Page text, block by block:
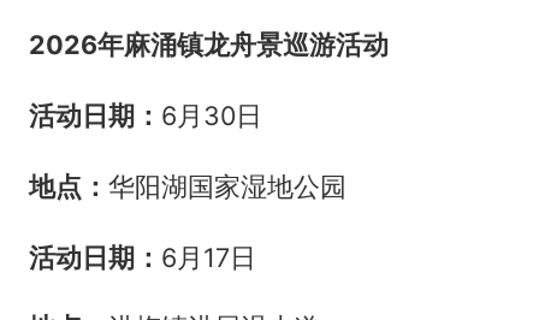
2026年麻涌镇龙舟景巡游活动
️活动日期： 6月30日
地点： 华阳湖国家湿地公园
️活动日期： 6月17日